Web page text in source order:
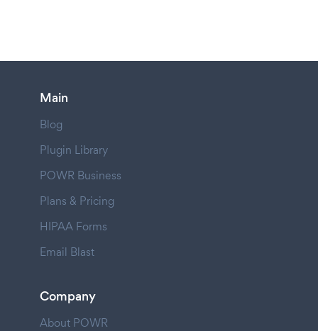
Main
Blog
Plugin Library
POWR Business
Plans & Pricing
HIPAA Forms
Email Blast
Company
About POWR